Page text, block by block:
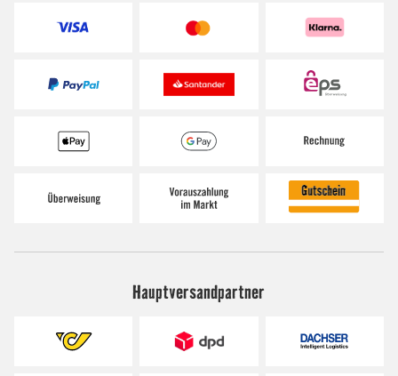
Hauptversandpartner